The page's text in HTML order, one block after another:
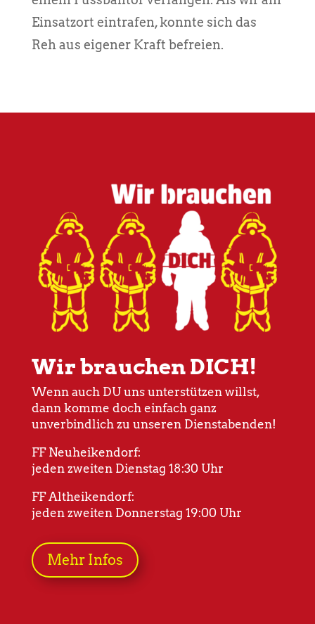
Einsatzort eintrafen, konnte sich das
Reh aus eigener Kraft befreien.
Wir brauchen DICH!
Wenn auch DU uns unterstützen willst,
dann komme doch einfach ganz
unverbindlich zu unseren Dienstabenden!
FF Neuheikendorf:
jeden zweiten Dienstag 18:30 Uhr
FF Altheikendorf:
jeden zweiten Donnerstag 19:00 Uhr
Mehr Infos